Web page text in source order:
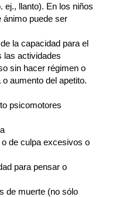
ej., llanto). En los niños
ánimo puede ser
la capacidad para el
las actividades
sin hacer régimen o
aumento del apetito.
psicomotores
de culpa excesivos o
para pensar o
de muerte (no sólo